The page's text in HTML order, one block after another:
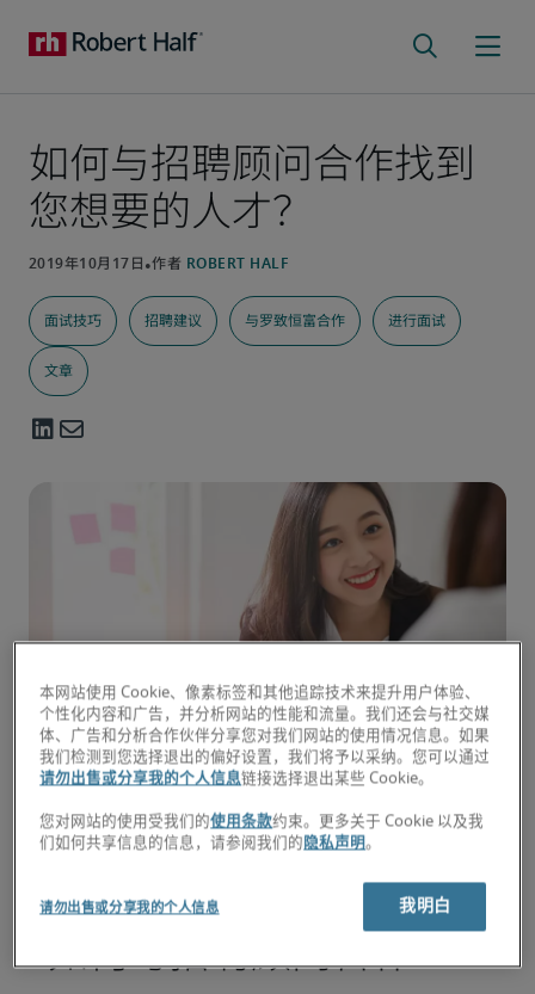
如何与招聘顾问合作找到
您想要的人才？
面试技巧 招聘建议 与罗致恒富合作 进行面试
文章
为您的企业吸纳顶尖人才是非常重要的。找到合适的
人才加入企业，可以提高员工留职率和生产率，并为
您的企业带来竞争优势。但是，自己去寻找合适的候
选人可能既耗时又费钱。了解如何与招聘顾问合作寻
理想候选人，并减少对业务的干扰。
如何与招聘顾问合作
本网站使用 Cookie、像素标签和其他追踪技术来提升用户体验、
个性化内容和广告，并分析网站的性能和流量。我们还会与社交媒
体、广告和分析合作伙伴分享您对我们网站的使用情况信息。如果
我们检测到您选择退出的偏好设置，我们将予以采纳。您可以通过
请勿出售或分享我的个人信息链接选择退出某些 Cookie。
您对网站的使用受我们的使用条款约束。更多关于 Cookie 以及我
们如何共享信息的信息，请参阅我们的 隐私声明。
请勿出售或分享我的个人信息 我明白